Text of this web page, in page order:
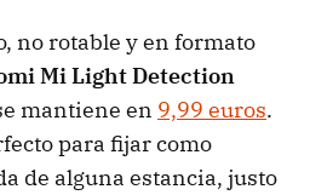
no rotable y en formato
Mi Light Detection
mantiene en 9,99 euros.
para fijar como
de alguna estancia, justo